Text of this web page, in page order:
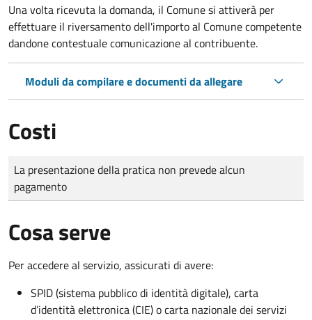
Una volta ricevuta la domanda, il Comune si attiverà per
effettuare il riversamento dell'importo al Comune competente
dandone contestuale comunicazione al contribuente.
Moduli da compilare e documenti da allegare
Costi
Tipo di pagamento
Importo
La presentazione della pratica non prevede alcun
pagamento
Cosa serve
Per accedere al servizio, assicurati di avere:
SPID (sistema pubblico di identità digitale), carta
d’identità elettronica (CIE) o carta nazionale dei servizi